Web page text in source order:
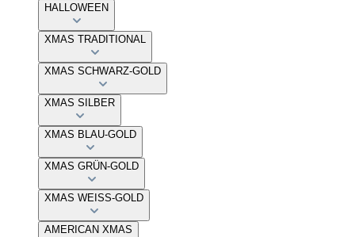
HALLOWEEN
XMAS TRADITIONAL
XMAS SCHWARZ-GOLD
XMAS SILBER
XMAS BLAU-GOLD
XMAS GRÜN-GOLD
XMAS WEISS-GOLD
AMERICAN XMAS